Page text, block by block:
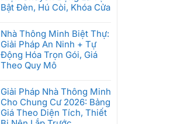
Tốt
Nhất
Căn
Hộ
2026?
Quản
Phòng
Khách
Sạn
Thông
Minh
Tiết
Kiệm
Điện
ở
Bộ
Khiển
Trung
Tâm
Nhà
Minh
Là
Gì?
Cách
Bật Đèn, Hú Còi, Khóa Cửa
có
bình
luận
ở
Bản
Tự
Động
Nhà Thông Minh Biệt Thự:
Giải Pháp An Ninh + Tự
Động Hóa Trọn Gói, Giá
Theo Quy Mô
có
bình
luận
ở
Giải Pháp Nhà Thông Minh
Cho Chung Cư 2026: Bảng
Giá Theo Diện Tích, Thiết